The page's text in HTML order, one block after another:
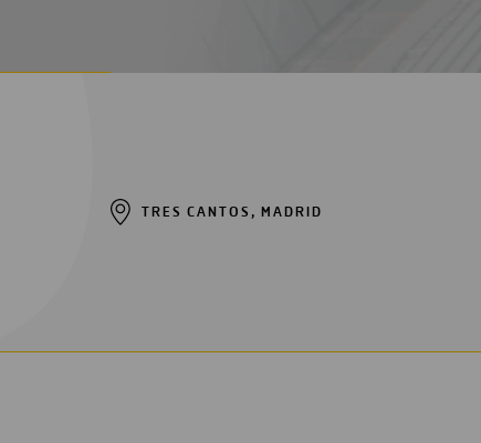
TRES CANTOS, MADRID